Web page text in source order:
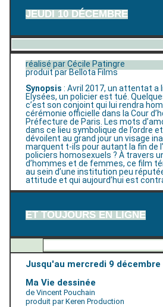
JEUDI 10 DÉCEMBRE
réalisé par Cécile Patingre
produit par Bellota Films
Synopsis : Avril 2017, un attentat a
Elysées, un policier est tué.
c’est son conjoint qui lui rendra
cérémonie officielle dans la Cour
Préfecture de Paris. Les mots
dans ce lieu symbolique de l’ordre et
dévoilent au grand jour un visage
marquent t-ils pour autant la fin de
policiers homosexuels ? À travers
d’hommes et de femmes, ce film
au sein d’une institution peu
attitude et qui aujourd’hui est
ET TOUJOURS EN LIGNE
Jusqu'au mercredi 9 décembre
Ma Vie dessinée
de Vincent Pouchain
produit par Keren Production